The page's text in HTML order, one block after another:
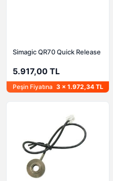
Simagic QR70 Quick Release
5.917,00 TL
Peşin Fiyatına 3 x 1.972,34 TL